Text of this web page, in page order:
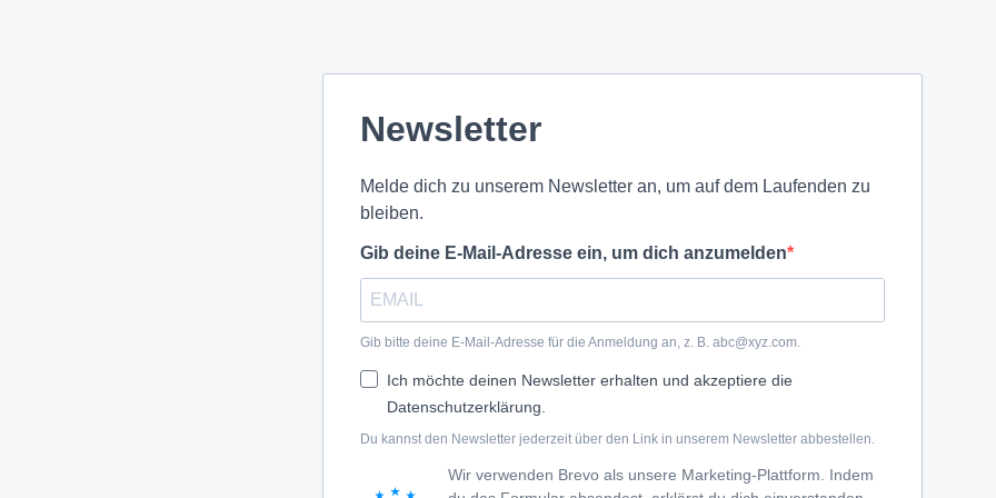
Newsletter
Melde dich zu unserem Newsletter an, um auf dem Laufenden zu
bleiben.
Gib deine E-Mail-Adresse ein, um dich anzumelden
Gib bitte deine E-Mail-Adresse für die Anmeldung an, z. B. abc@xyz.com.
Ich möchte deinen Newsletter erhalten und akzeptiere die
Datenschutzerklärung.
Du kannst den Newsletter jederzeit über den Link in unserem Newsletter abbestellen.
Wir verwenden Brevo als unsere Marketing-Plattform. Indem